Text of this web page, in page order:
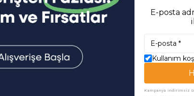
Benzer Ürünler
E-posta
Kullanım
Kampanya indirimsiz